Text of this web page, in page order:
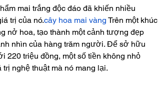
mai trắng độc đáo đã khiến nhiều
trị của nó.cây hoa mai vàng Trên một khúc
nở hoa, tạo thành một cảnh tượng đẹp
nhìn của hàng trăm người. Để sở hữu
220 triệu đồng, một số tiền không nhỏ
nghệ thuật mà nó mang lại.